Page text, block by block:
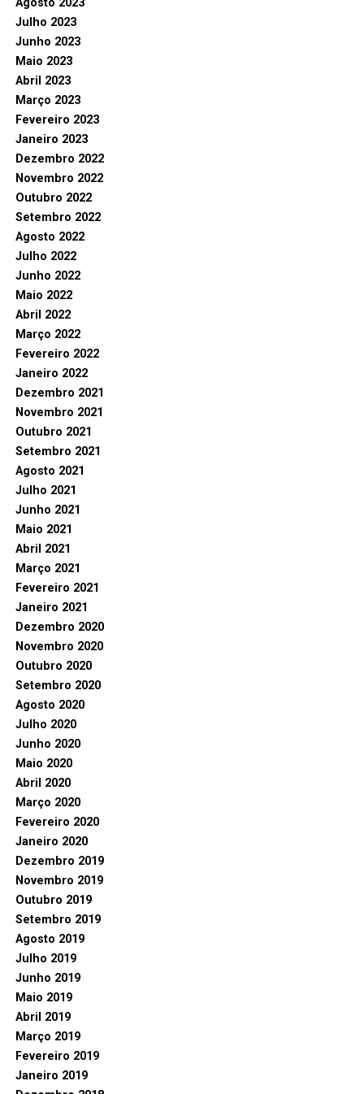
Agosto 2023
Julho 2023
Junho 2023
Maio 2023
Abril 2023
Março 2023
Fevereiro 2023
Janeiro 2023
Dezembro 2022
Novembro 2022
Outubro 2022
Setembro 2022
Agosto 2022
Julho 2022
Junho 2022
Maio 2022
Abril 2022
Março 2022
Fevereiro 2022
Janeiro 2022
Dezembro 2021
Novembro 2021
Outubro 2021
Setembro 2021
Agosto 2021
Julho 2021
Junho 2021
Maio 2021
Abril 2021
Março 2021
Fevereiro 2021
Janeiro 2021
Dezembro 2020
Novembro 2020
Outubro 2020
Setembro 2020
Agosto 2020
Julho 2020
Junho 2020
Maio 2020
Abril 2020
Março 2020
Fevereiro 2020
Janeiro 2020
Dezembro 2019
Novembro 2019
Outubro 2019
Setembro 2019
Agosto 2019
Julho 2019
Junho 2019
Maio 2019
Abril 2019
Março 2019
Fevereiro 2019
Janeiro 2019